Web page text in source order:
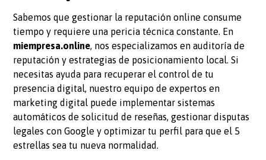
Sabemos que gestionar la reputación online consume
tiempo y requiere una pericia técnica constante. En
miempresa.online , nos especializamos en auditoría de
reputación y estrategias de posicionamiento local. Si
necesitas ayuda para recuperar el control de tu
presencia digital, nuestro equipo de expertos en
marketing digital puede implementar sistemas
automáticos de solicitud de reseñas, gestionar disputas
legales con Google y optimizar tu perfil para que el 5
estrellas sea tu nueva normalidad.